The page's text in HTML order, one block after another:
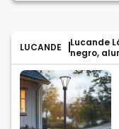
LUCANDE
Lucande
negro,